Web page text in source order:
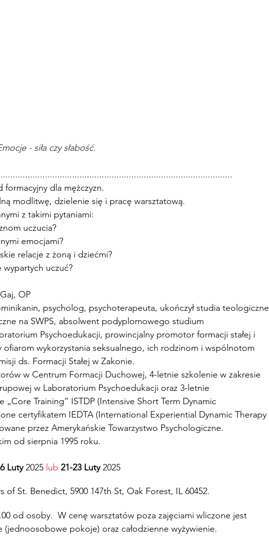
- siła czy słabość.
formacyjny dla mężczyzn.
modlitwę, dzielenie się i pracę warsztatową.
z takimi pytaniami:
uczucia?
emocjami?
relacje z żoną i dziećmi?
wypartych uczuć?
OP
psycholog, psychoterapeuta, ukończył studia teologiczne
na SWPS, absolwent podyplomowego studium
Psychoedukacji, prowincjalny promotor formacji stałej i
wykorzystania seksualnego, ich rodzinom i wspólnotom
ds. Formacji Stałej w Zakonie.
w Centrum Formacji Duchowej, 4-letnie szkolenie w zakresie
w Laboratorium Psychoedukacji oraz 3-letnie
„Core Training” ISTDP (Intensive Short Term Dynamic
certyfikatem IEDTA (International Experiential Dynamic Therapy
przez Amerykańskie Towarzystwo Psychologiczne.
od sierpnia 1995 roku.
Luty 2025 lub 21-23 Luty 2025
of St. Benedict, 5900 147th St, Oak Forest, IL 60452.
od osoby.  W cenę warsztatów poza zajęciami wliczone jest
(jednoosobowe pokoje) oraz całodzienne wyżywienie.